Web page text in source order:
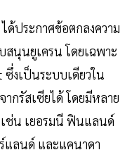
ด้ประกาศข้อตกลงความ
นุนยูเครน โดยเฉพาะ
งเป็นระบบเดียวใน
กรัสเซียได้ โดยมีหลาย
เช่น เยอรมนี ฟินแลนด์
แลนด์ และแคนาดา